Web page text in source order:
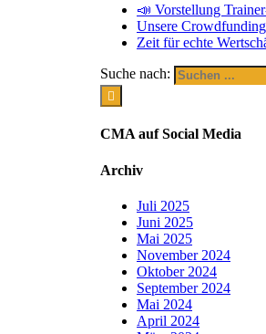
📣 Vorstellung
Unsere
Zeit für echte
Suche nach:
CMA auf Social Media
Archiv
Juli 2025
Juni 2025
Mai 2025
November 2024
Oktober 2024
September 2024
Mai 2024
April 2024